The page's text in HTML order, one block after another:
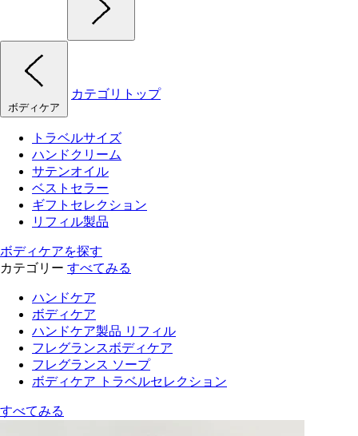
ボディケア
カテゴリトップ
トラベルサイズ
ハンドクリーム
サテンオイル
ベストセラー
ギフトセレクション
リフィル製品
ボディケアを探す
カテゴリー すべてみる
ハンドケア
ボディケア
ハンドケア製品 リフィル
フレグランスボディケア
フレグランス ソープ
ボディケア トラベルセレクション
すべてみる